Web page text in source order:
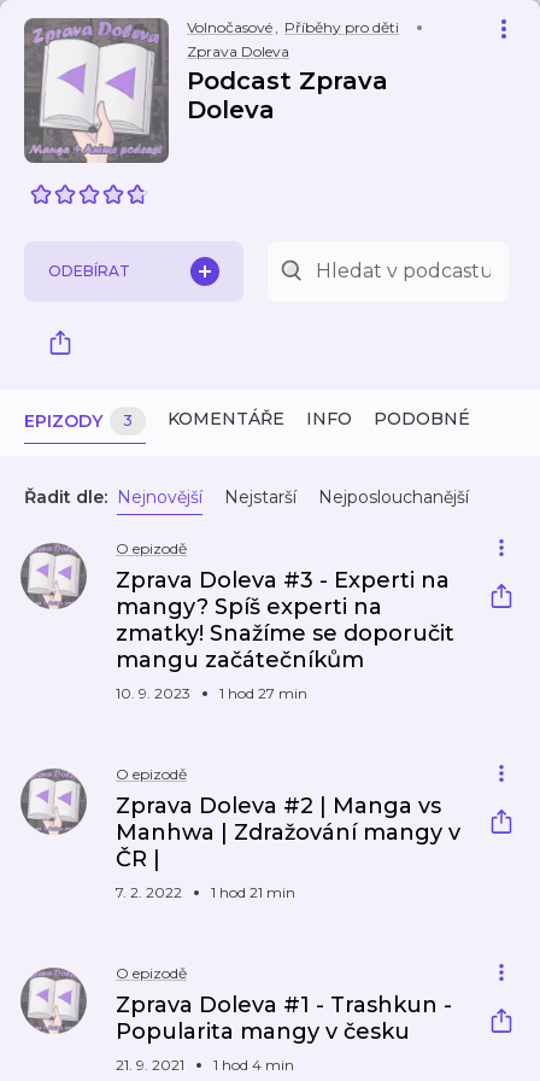
Volnočasové, Příběhy pro děti
Zprava Doleva
Podcast Zprava
Doleva
ODEBÍRAT
EPIZODY 3 KOMENTÁŘE INFO PODOBNÉ
Řadit dle: Nejnovější Nejstarší Nejposlouchanější
O epizodě
Zprava Doleva #3 - Experti na
mangy? Spíš experti na
zmatky! Snažíme se doporučit
mangu začátečníkům
10. 9. 2023 1 hod 27 min
O epizodě
Zprava Doleva #2 | Manga vs
Manhwa | Zdražování mangy v
ČR |
7. 2. 2022 1 hod 21 min
O epizodě
Zprava Doleva #1 - Trashkun -
Popularita mangy v česku
21. 9. 2021 1 hod 4 min